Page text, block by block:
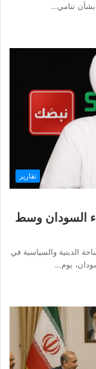
بشأن تنامي…
تقارير
السودان وسط
الدينية والسياسية في
يوم…